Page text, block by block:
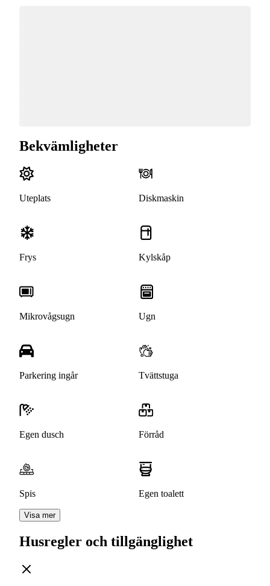
Bekvämligheter
Uteplats Diskmaskin
Frys Kylskåp
Mikrovågsugn Ugn
Parkering ingår Tvättstuga
Egen dusch Förråd
Spis Egen toalett
Visa mer
Husregler och tillgänglighet